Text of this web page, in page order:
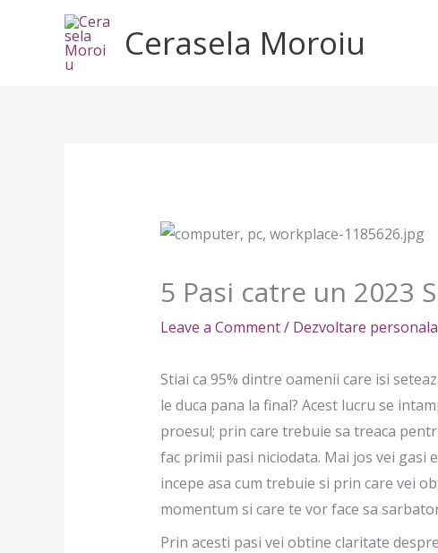
Cerasela Moroiu
5 Pasi catre un 2023
Leave a Comment/ Dezvoltare personala
Stiai ca 95% dintre oamenii care isi
le duca pana la final? Acest lucru se
proesul; prin care trebuie sa treaca
fac primii pasi niciodata. Mai jos vei gasi
incepe asa cum trebuie si prin care vei
momentum si care te vor face sa
Prin acesti pasi vei obtine claritate